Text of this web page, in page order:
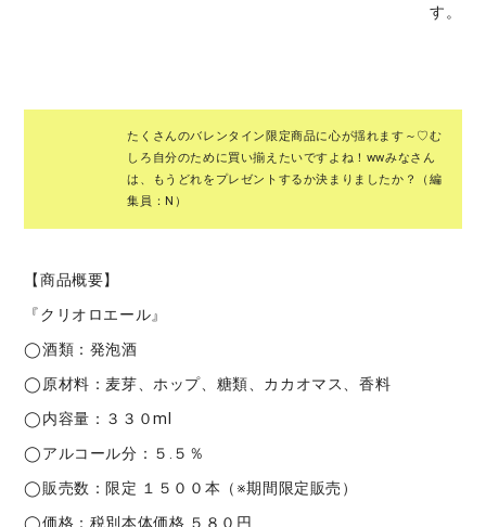
す。
たくさんのバレンタイン限定商品に心が揺れます～♡む
しろ自分のために買い揃えたいですよね！wwみなさん
は、もうどれをプレゼントするか決まりましたか？（編
集員：N）
【商品概要】
『クリオロエール』
◯酒類：発泡酒
◯原材料：麦芽、ホップ、糖類、カカオマス、香料
◯内容量：３３０ml
◯アルコール分：５.５％
◯販売数：限定 １５００本（※期間限定販売）
◯価格：税別本体価格 ５８０円